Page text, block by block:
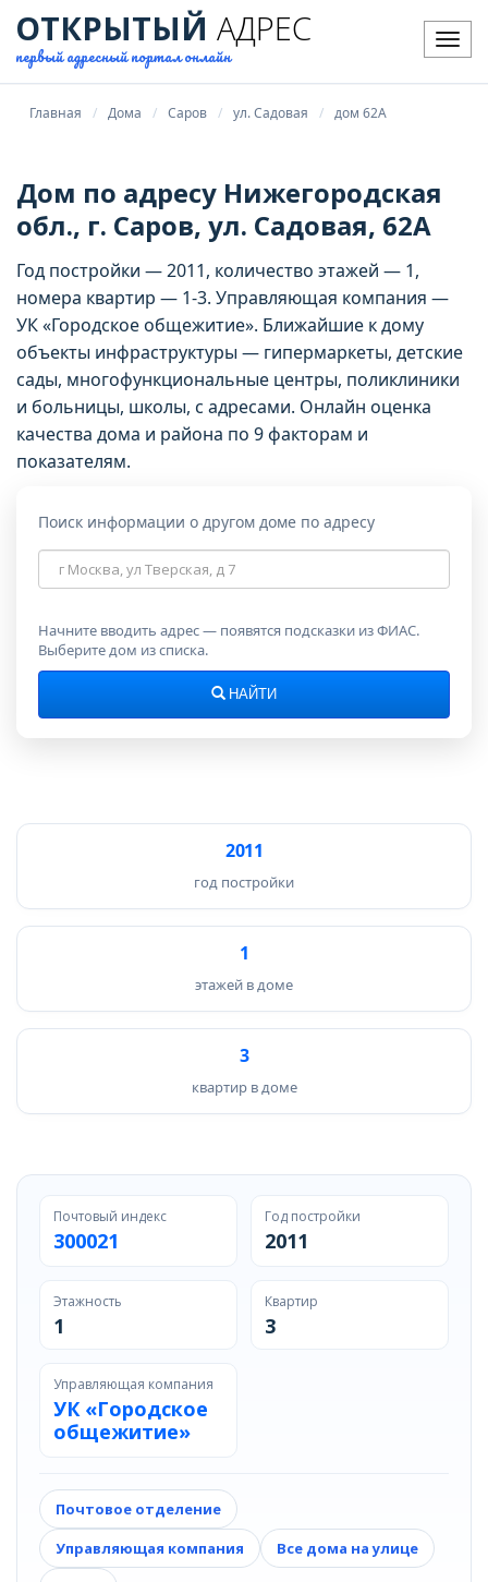
ОТКРЫТЫЙ АДРЕС
первый адресный портал онлайн
Главная Дома Саров ул. Садовая дом 62А
Дом по адресу Нижегородская
обл., г. Саров, ул. Садовая, 62А
Год постройки — 2011, количество этажей — 1,
номера квартир — 1-3. Управляющая компания —
УК «Городское общежитие». Ближайшие к дому
объекты инфраструктуры — гипермаркеты, детские
сады, многофункциональные центры, поликлиники
и больницы, школы, с адресами. Онлайн оценка
качества дома и района по 9 факторам и
показателям.
Поиск информации о другом доме по адресу
Адрес
дома
Начните вводить адрес — появятся подсказки из ФИАС.
Выберите дом из списка.
НАЙТИ
2011
год постройки
1
этажей в доме
3
квартир в доме
Почтовый индекс
300021
Год постройки
2011
Этажность
1
Квартир
3
Управляющая компания
УК «Городское
общежитие»
Почтовое отделение
Управляющая компания
Все дома на улице